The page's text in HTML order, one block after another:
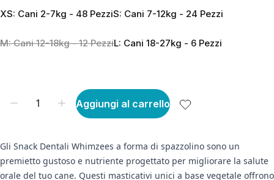
XS: Cani 2-7kg - 48 PezziS: Cani 7-12kg - 24 Pezzi
M: Cani 12-18kg - 12 PezziL: Cani 18-27kg - 6 Pezzi
Aggiungi al carrello
Gli Snack Dentali Whimzees a forma di spazzolino sono un
premietto gustoso e nutriente progettato per migliorare la salute
orale del tuo cane. Questi masticativi unici a base vegetale offrono